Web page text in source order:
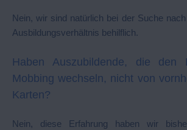
Nein, wir sind natürlich bei der Suche
Ausbildungsverhältnis behilflich.
Haben Auszubildende, die den
Mobbing wechseln, nicht von
Karten?
Nein, diese Erfahrung haben wir